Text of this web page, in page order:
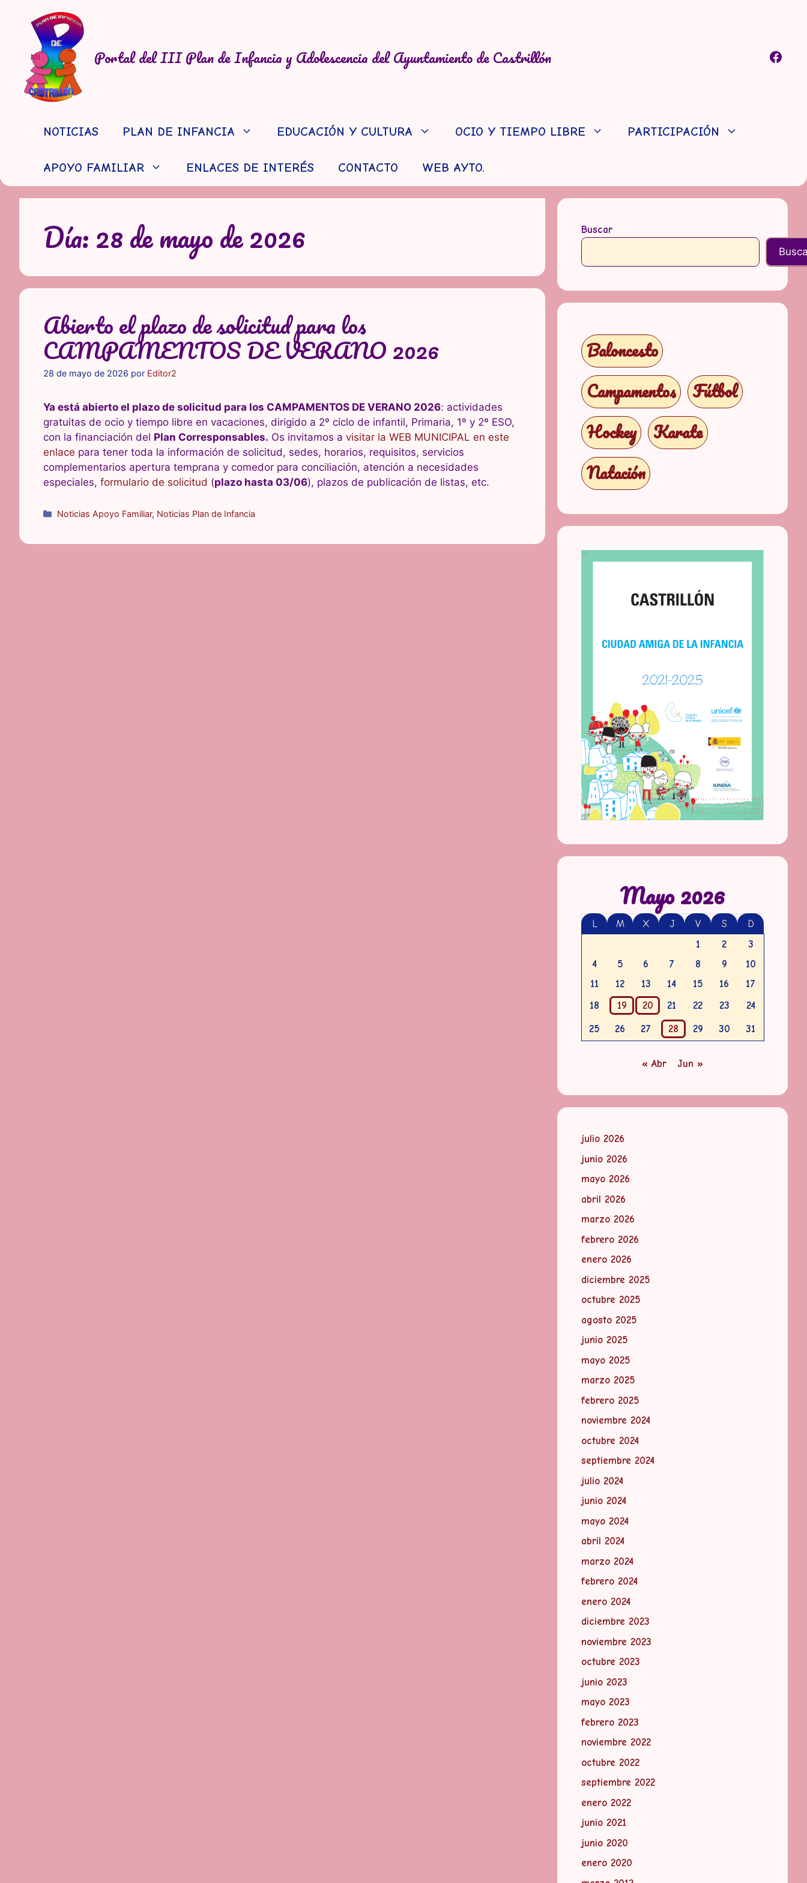
contenido
Portal del III Plan de Infancia y Adolescencia del Ayuntamiento de Castrillón
NOTICIAS PLAN DE INFANCIA EDUCACIÓN Y CULTURA OCIO Y TIEMPO LIBRE PARTICIPACIÓN
APOYO FAMILIAR ENLACES DE INTERÉS CONTACTO WEB AYTO.
Día:28 de mayo de 2026
Abierto el plazo de solicitud para los
CAMPAMENTOS DE VERANO 2026
28 de mayo de 2026 por Editor2
Ya está abierto el plazo de solicitud para los CAMPAMENTOS DE VERANO 2026: actividades
gratuitas de ocio y tiempo libre en vacaciones, dirigido a 2º ciclo de infantil, Primaria, 1º y 2º ESO,
con la financiación del Plan Corresponsables. Os invitamos a visitar la WEB MUNICIPAL en este
enlace para tener toda la información de solicitud, sedes, horarios, requisitos, servicios
complementarios apertura temprana y comedor para conciliación, atención a necesidades
especiales, formulario de solicitud (plazo hasta 03/06), plazos de publicación de listas, etc.
Categorías
Noticias Apoyo Familiar, Noticias Plan de Infancia
Buscar
Baloncesto
Campamentos
Fútbol
Hockey
Karate
Natación
Mayo 2026
L M X J V S
D
1
2
3
4
5 6 7 8 9
10
11
12 13 14 15 16
17
18
19 20 21 22 23 24
25 26 27 28 29 30 31
« Abr Jun »
julio 2026
junio 2026
mayo 2026
abril 2026
marzo 2026
febrero 2026
enero 2026
diciembre 2025
octubre 2025
agosto 2025
junio 2025
mayo 2025
marzo 2025
febrero 2025
noviembre 2024
octubre 2024
septiembre 2024
julio 2024
junio 2024
mayo 2024
abril 2024
marzo 2024
febrero 2024
enero 2024
diciembre 2023
noviembre 2023
octubre 2023
junio 2023
mayo 2023
febrero 2023
noviembre 2022
octubre 2022
septiembre 2022
enero 2022
junio 2021
junio 2020
enero 2020